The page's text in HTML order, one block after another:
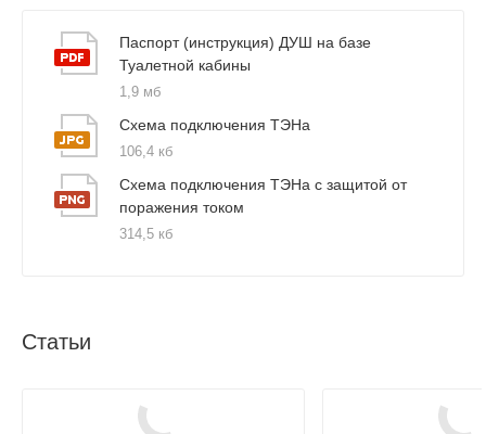
Паспорт (инструкция) ДУШ на базе
Туалетной кабины
1,9 мб
Схема подключения ТЭНа
106,4 кб
Схема подключения ТЭНа с защитой от
поражения током
314,5 кб
Статьи